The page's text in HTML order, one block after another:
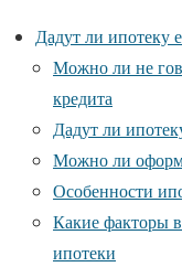
Дадут ли ипотеку
Можно ли не
кредита
Дадут ли
Можно ли
Особенности
Какие факторы
ипотеки